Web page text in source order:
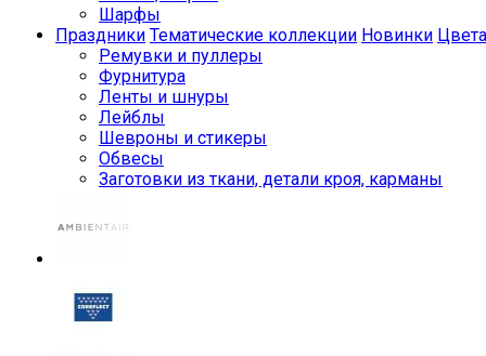
Шарфы
Праздники Тематические коллекции Новинки Цвета
Ремувки и пуллеры
Фурнитура
Ленты и шнуры
Лейблы
Шевроны и стикеры
Обвесы
Заготовки из ткани, детали кроя, карманы